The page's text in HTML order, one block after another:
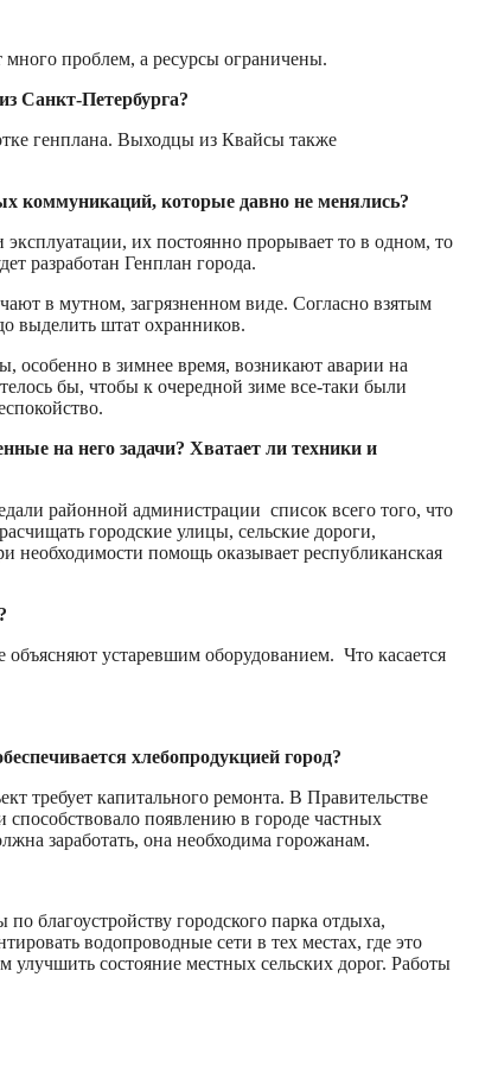
проблем, а ресурсы ограничены.
Санкт-Петербурга?
генплана. Выходцы из Квайсы также
коммуникаций, которые давно не менялись?
их постоянно прорывает то в одном, то
разработан Генплан города.
в мутном, загрязненном виде. Согласно взятым
выделить штат охранников.
особенно в зимнее время, возникают аварии на
бы, чтобы к очередной зиме все-таки были
на него задачи? Хватает ли техники и
районной администрации список всего того, что
городские улицы, сельские дороги,
необходимости помощь оказывает республиканская
устаревшим оборудованием. Что касается
хлебопродукцией город?
требует капитального ремонта. В Правительстве
появлению в городе частных
заработать, она необходима горожанам.
благоустройству городского парка отдыха,
водопроводные сети в тех местах, где это
состояние местных сельских дорог. Работы